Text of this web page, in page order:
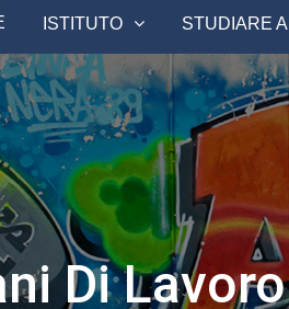
ISTITUTO STUDIARE
Di Lavoro